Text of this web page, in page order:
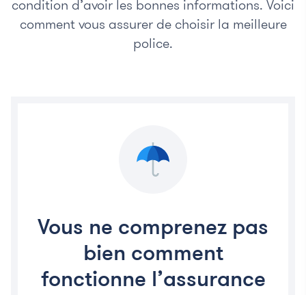
condition d’avoir les bonnes informations. Voici
comment vous assurer de choisir la meilleure
police.
Vous ne comprenez pas
bien comment
fonctionne l’assurance